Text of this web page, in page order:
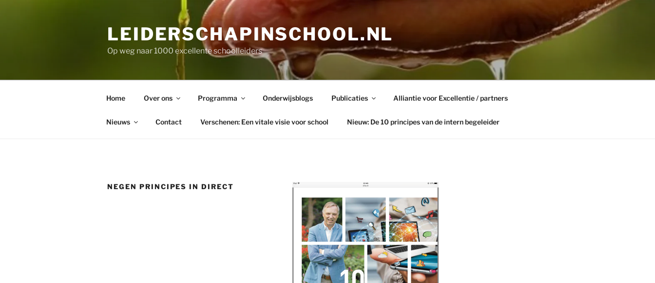
LEIDERSCHAPINSCHOOL.NL
Op weg naar 1000 excellente schoolleiders
Home Over ons Programma Onderwijsblogs Publicaties Alliantie voor Excellentie / partners
Nieuws Contact Verschenen: Een vitale visie voor school Nieuw: De 10 principes van de intern begeleider
NEGEN PRINCIPES IN DIRECT